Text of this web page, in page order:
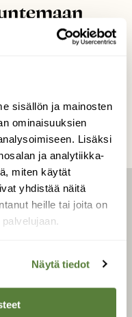
sisällön ja mainosten
ominaisuuksien
Lisäksi
ja analytiikka-
miten käytät
yhdistää näitä
heille tai joita on
Näytä tiedot
lehti
digilukuoikeus
parasta juttua
uutiskirje